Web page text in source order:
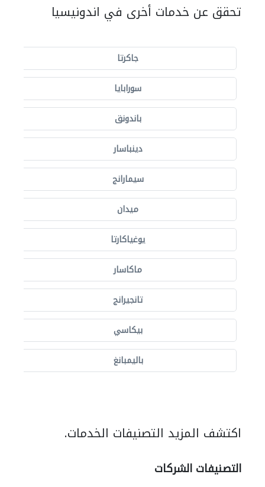
تحقق عن خدمات أخرى في اندونيسيا
جاكرتا
سورابايا
باندونق
دينباسار
سيمارانج
ميدان
يوغياكارتا
ماكاسار
تانجيرانج
بيكاسي
باليمبانغ
اكتشف المزيد التصنيفات الخدمات.
التصنيفات الشركات